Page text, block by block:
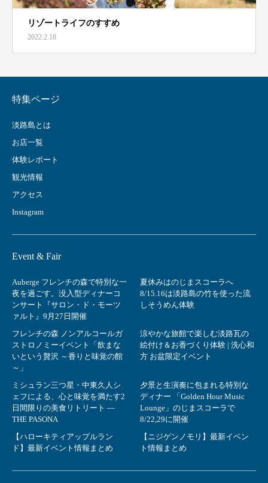
リゾートライフのすすめ
2022.2.18
特集ページ
淡路島とは
お店一覧
体験レポート
観光情報
アクセス
Instagram
Event & Fair
Auberge フレンチの森で特別な一
夜を過ごす。没入型ディナーコ
ンサート『サロン・ド・モーツ
ァルト』9月27日開催
夏休みはのじまスコーラへ
8/15.16は淡路島の竹を使った流
しそうめん体験
フレンチの森 ノンアルコールガ
ストロノミーイベント「飲まな
いという贅沢 ～香りと味覚の館
～」
涼やかな旅館で楽しむ淡路瓦の
絵付け＆お香づくり体験 | 洗心和
方 お盆限定イベント
ミシュラン三つ星・中東久人シ
ェフによる、心と味覚を満たす2
日間限りの美食リトリート ―
THE PASONA
夕景と生演奏に包まれる特別な
ディナー 「Golden Hour Music
Lounge」のじまスコーラで
8/22,29に開催
【ハローキティアップルラン
ド】最新イベント情報まとめ
【ニジゲンノモリ】最新イベン
ト情報まとめ